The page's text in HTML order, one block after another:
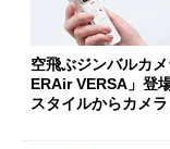
空飛ぶジンバルカ
ERAir VERSA」登
スタイルからカメ